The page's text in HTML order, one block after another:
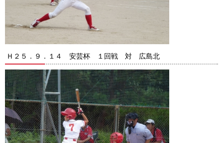
Ｈ２５．９．１４ 安芸杯 １回戦 対 広島北